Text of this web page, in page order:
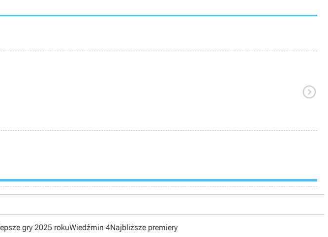

gry 2025 rokuWiedźmin 4Najbliższe premiery